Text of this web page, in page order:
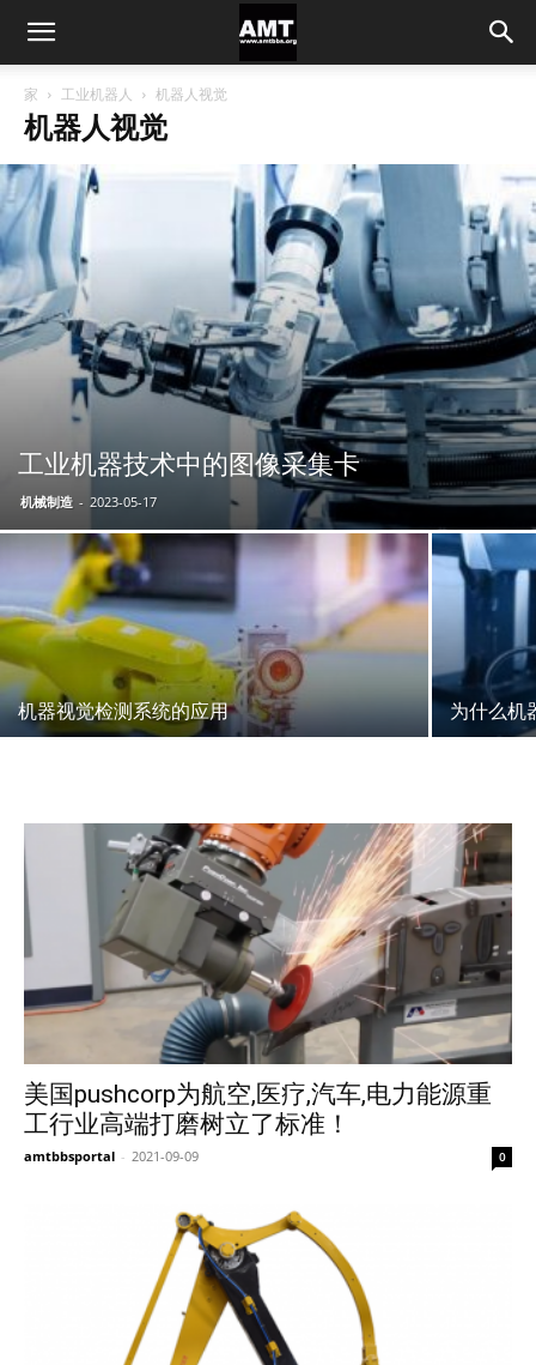
家 工业机器人 机器人视觉
机器人视觉
工业机器技术中的图像采集卡
机械制造 - 2023-05-17
机器视觉检测系统的应用 为什么机
美国pushcorp为航空,医疗,汽车,电力能源重
工行业高端打磨树立了标准！
amtbbsportal - 2021-09-09 0